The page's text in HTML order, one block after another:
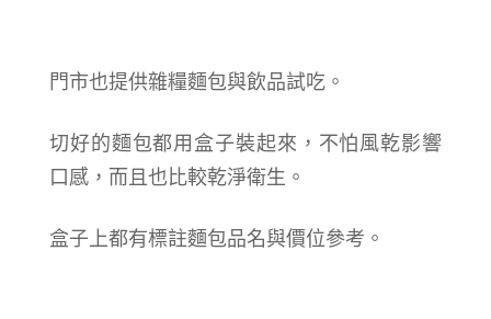
門市也提供雜糧麵包與飲品試吃。
切好的麵包都用盒子裝起來，不怕風乾影響
口感，而且也比較乾淨衛生。
盒子上都有標註麵包品名與價位參考。